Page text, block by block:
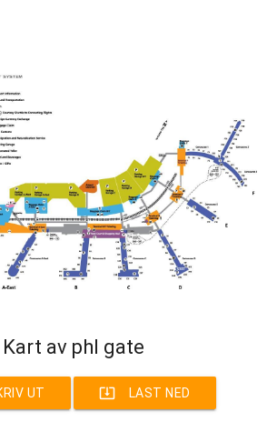
Kart av phl gate
UT system_update_alt LAST NED